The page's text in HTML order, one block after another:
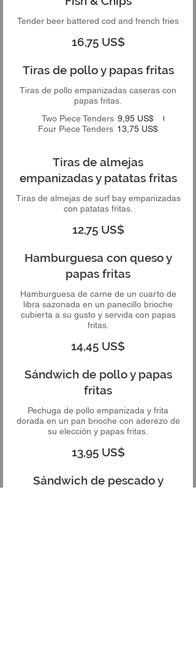
Tender beer battered cod and french fries
16,75 US$
Tiras de pollo y papas fritas
Tiras de pollo empanizadas caseras con
papas fritas.
Two Piece Tenders 9,95 US$
Four Piece Tenders 13,75 US$
Tiras de almejas
empanizadas y patatas fritas
Tiras de almejas de surf bay empanizadas
con patatas fritas.
12,75 US$
Hamburguesa con queso y
papas fritas
Hamburguesa de carne de un cuarto de
libra sazonada en un panecillo brioche
cubierta a su gusto y servida con papas
fritas.
14,45 US$
Sándwich de pollo y papas
fritas
Pechuga de pollo empanizada y frita
dorada en un pan brioche con aderezo de
su elección y papas fritas.
13,95 US$
Sándwich de pescado y